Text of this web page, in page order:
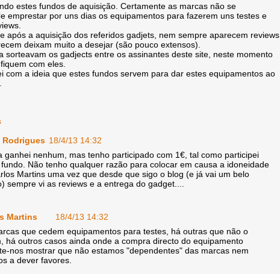
estes fundos de aquisição. Certamente as marcas não se
emprestar por uns dias os equipamentos para fazerem uns testes e
após a aquisição dos referidos gadjets, nem sempre aparecem reviews
deixam muito a desejar (são pouco extensos).
sorteavam os gadjects entre os assinantes deste site, neste momento
com eles.
com a ideia que estes fundos servem para dar estes equipamentos ao
Rodrigues 18/4/13 14:32
ganhei nenhum, mas tenho participado com 1€, tal como participei
Não tenho qualquer razão para colocar em causa a idoneidade
Martins uma vez que desde que sigo o blog (e já vai um belo
sempre vi as reviews e a entrega do gadget....
Martins
18/4/13 14:32
que cedem equipamentos para testes, há outras que não o
há outros casos ainda onde a compra directo do equipamento
nos mostrar que não estamos "dependentes" das marcas nem
a dever favores.